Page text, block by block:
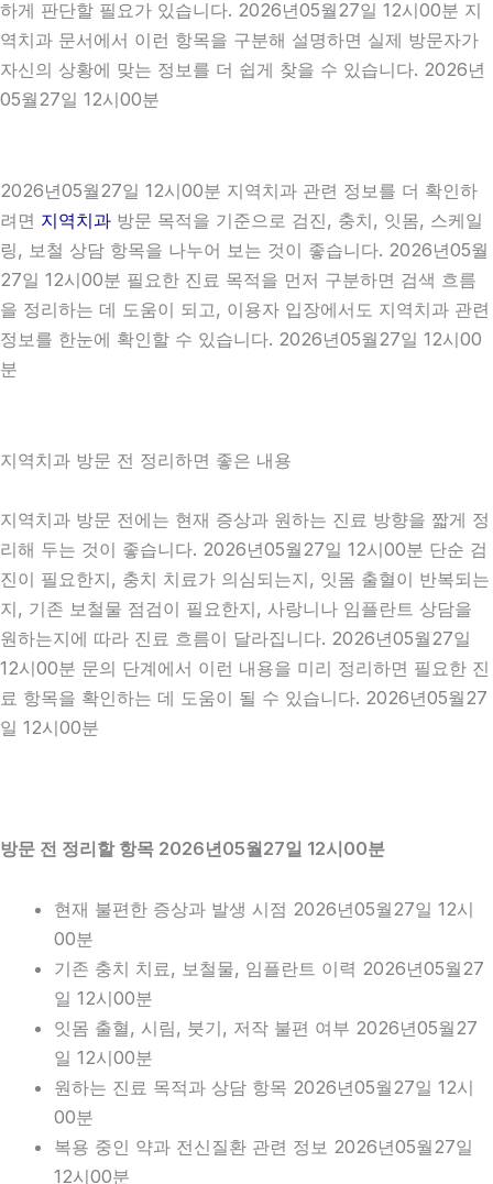
하게 판단할 필요가 있습니다. 2026년05월27일 12시00분 지
역치과 문서에서 이런 항목을 구분해 설명하면 실제 방문자가
자신의 상황에 맞는 정보를 더 쉽게 찾을 수 있습니다. 2026년
05월27일 12시00분
2026년05월27일 12시00분 지역치과 관련 정보를 더 확인하
려면 지역치과 방문 목적을 기준으로 검진, 충치, 잇몸, 스케일
링, 보철 상담 항목을 나누어 보는 것이 좋습니다. 2026년05월
27일 12시00분 필요한 진료 목적을 먼저 구분하면 검색 흐름
을 정리하는 데 도움이 되고, 이용자 입장에서도 지역치과 관련
정보를 한눈에 확인할 수 있습니다. 2026년05월27일 12시00
분
지역치과 방문 전 정리하면 좋은 내용
지역치과 방문 전에는 현재 증상과 원하는 진료 방향을 짧게 정
리해 두는 것이 좋습니다. 2026년05월27일 12시00분 단순 검
진이 필요한지, 충치 치료가 의심되는지, 잇몸 출혈이 반복되는
지, 기존 보철물 점검이 필요한지, 사랑니나 임플란트 상담을
원하는지에 따라 진료 흐름이 달라집니다. 2026년05월27일
12시00분 문의 단계에서 이런 내용을 미리 정리하면 필요한 진
료 항목을 확인하는 데 도움이 될 수 있습니다. 2026년05월27
일 12시00분
방문 전 정리할 항목 2026년05월27일 12시00분
현재 불편한 증상과 발생 시점 2026년05월27일 12시
00분
기존 충치 치료, 보철물, 임플란트 이력 2026년05월27
일 12시00분
잇몸 출혈, 시림, 붓기, 저작 불편 여부 2026년05월27
일 12시00분
원하는 진료 목적과 상담 항목 2026년05월27일 12시
00분
복용 중인 약과 전신질환 관련 정보 2026년05월27일
12시00분